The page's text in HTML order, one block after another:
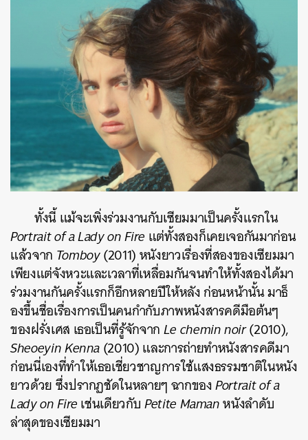
ทั้งนี้ แม้จะเพิ่งร่วมงานกับเซียมมาเป็นครั้งแรกใน
Portrait of a Lady on Fire แต่ทั้งสองก็เคยเจอกันมาก่อน
แล้วจาก Tomboy(2011) หนังยาวเรื่องที่สองของเซียมมา
เพียงแต่จังหวะและเวลาที่เหลื่อมกันจนทำให้ทั้งสองได้มา
ร่วมงานกันครั้งแรกก็อีกหลายปีให้หลัง ก่อนหน้านั้น มาธ็
องขึ้นชื่อเรื่องการเป็นคนกำกับภาพหนังสารคดีมือต้นๆ
ของฝรั่งเศส เธอเป็นที่รู้จักจากLe chemin noir(2010),
Sheoeyin Kenna(2010) และการถ่ายทำหนังสารคดีมา
ก่อนนี่เองที่ทำให้เธอเชี่ยวชาญการใช้แสงธรรมชาติในหนัง
ยาวด้วย ซึ่งปรากฏชัดในหลายๆ ฉากของPortrait of a
Lady on Fireเช่นเดียวกับPetite Mamanหนังลำดับ
ล่าสุดของเซียมมา